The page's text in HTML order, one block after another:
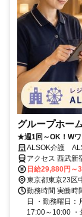
グループホー
★週1回～OK！W
介護スタッフ
ALSOK介護
みんなの家・中
アクセス 西武新
徒歩約8分、西
日給29,880円～
東京都東京23区
勤務時間 実働時
日 ・勤務曜日：
17:00～10:00 ・